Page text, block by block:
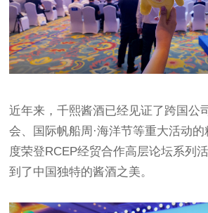
近年来，千熙酱酒已经见证了跨国公
会、国际帆船周·海洋节等重大活动
度荣登RCEP经贸合作高层论坛系列
到了中国独特的酱酒之美。